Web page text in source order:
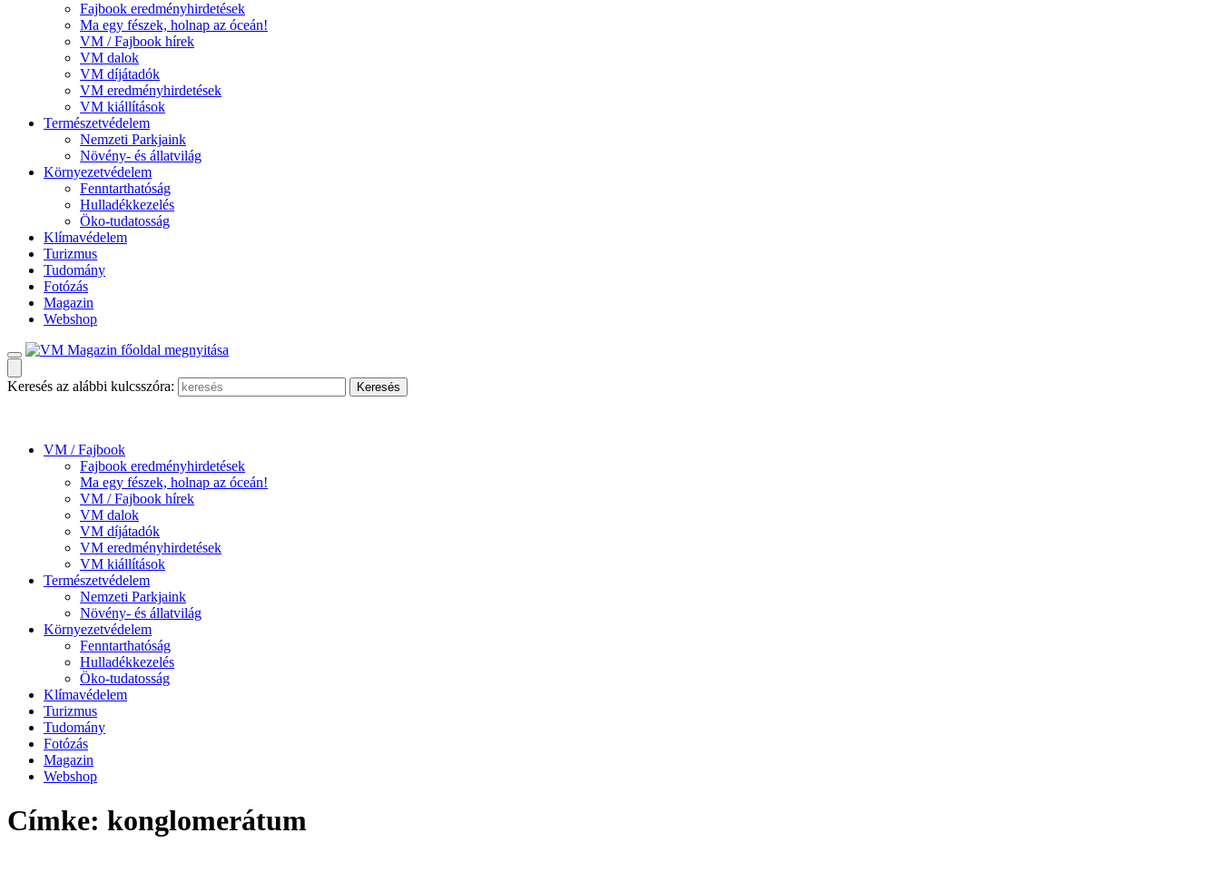
Fajbook eredményhirdetések
Ma egy fészek, holnap az óceán!
VM / Fajbook hírek
VM dalok
VM díjátadók
VM eredményhirdetések
VM kiállítások
Természetvédelem
Nemzeti Parkjaink
Növény- és állatvilág
Környezetvédelem
Fenntarthatóság
Hulladékkezelés
Öko-tudatosság
Klímavédelem
Turizmus
Tudomány
Fotózás
Magazin
Webshop
Keresés az alábbi kulcsszóra:
VM / Fajbook
Fajbook eredményhirdetések
Ma egy fészek, holnap az óceán!
VM / Fajbook hírek
VM dalok
VM díjátadók
VM eredményhirdetések
VM kiállítások
Természetvédelem
Nemzeti Parkjaink
Növény- és állatvilág
Környezetvédelem
Fenntarthatóság
Hulladékkezelés
Öko-tudatosság
Klímavédelem
Turizmus
Tudomány
Fotózás
Magazin
Webshop
Címke: konglomerátum